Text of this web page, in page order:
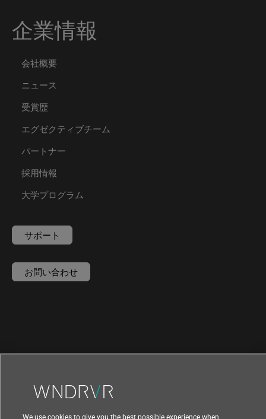
企業情報
会社概要
ニュース
受賞歴
エグゼクティブチーム
パートナー
採用情報
大学プログラム
サポート
お問い合わせ
We use cookies to give you the best possible experience when